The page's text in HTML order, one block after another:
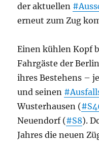
der aktuellen
erneut zum Zug
Einen kühlen Kopf
Fahrgäste der
ihres Bestehens –
und seinen
Wusterhausen (
Neuendorf (#S8).
Jahres die neuen